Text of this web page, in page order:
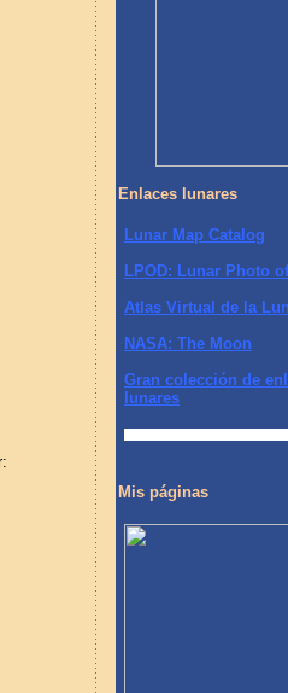
Enlaces lunares
Lunar Map Catalog
LPOD: Lunar Photo
Atlas Virtual de la
NASA: The Moon
Gran colección de
lunares
Mis páginas